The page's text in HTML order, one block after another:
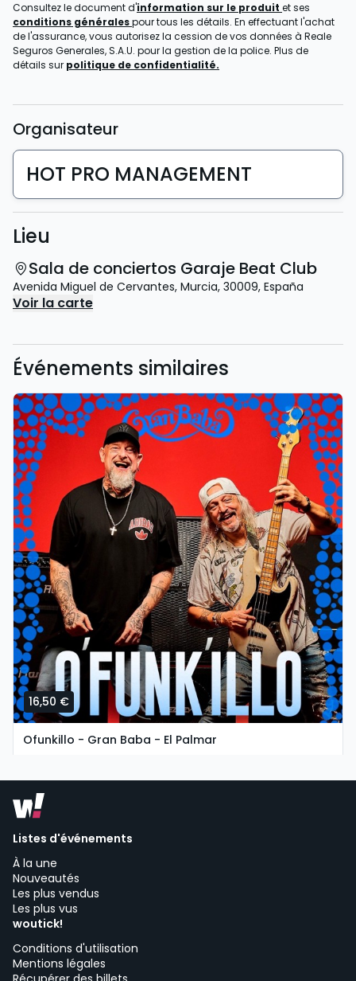
Consultez le document d'information sur le produit et ses
conditions généralespour tous les détails. En effectuant l'achat
de l'assurance, vous autorisez la cession de vos données à Reale
Seguros Generales, S.A.U. pour la gestion de la police. Plus de
détails sur politique de confidentialité.
Organisateur
HOT PRO MANAGEMENT
Lieu
Sala de conciertos Garaje Beat Club
Avenida Miguel de Cervantes, Murcia, 30009, España
Voir la carte
Événements similaires
16,50 €
Ofunkillo - Gran Baba - El Palmar
Listes d'événements
À la une
Nouveautés
Les plus vendus
Les plus vus
woutick!
Conditions d'utilisation
Mentions légales